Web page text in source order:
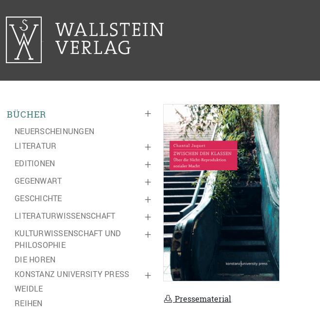
+
BÜCHER
NEUERSCHEINUNGEN
+
LITERATUR
+
EDITIONEN
+
GEGENWART
+
GESCHICHTE
+
LITERATURWISSENSCHAFT
+
KULTURWISSENSCHAFT UND
PHILOSOPHIE
DIE HOREN
+
KONSTANZ UNIVERSITY PRESS
WEIDLE
REIHEN
Pressematerial